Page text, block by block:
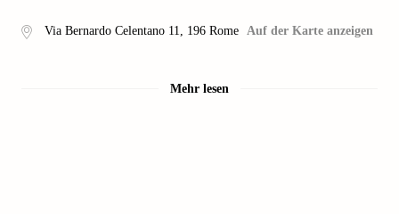
Via Bernardo Celentano 11, 196 Rome Auf der Karte anzeigen
Mehr lesen